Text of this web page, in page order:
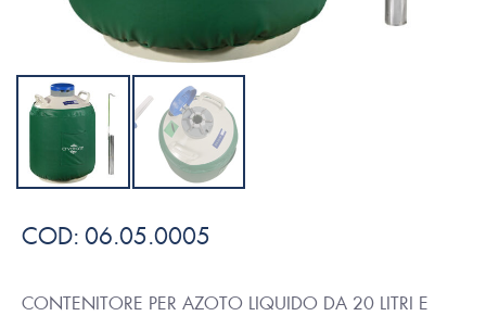
COD: 06.05.0005
CONTENITORE PER AZOTO LIQUIDO DA 20 LITRI E